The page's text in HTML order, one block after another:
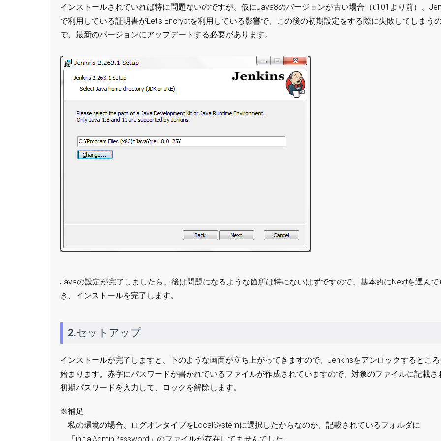
インストールされていれば特に問題ないのですが、仮にJava8のバージョンが古い場合（u101より前）、
で利用している証明書がLet's Encryptを利用している影響で、この後の初期設定をする際に失敗してしまう
で、最新のバージョンにアップデートする必要があります。
Javaの設定が完了しましたら、後は問題になるような箇所は特にないはずですので、基本的にNextを選んで
き、インストールを完了します。
2.セットアップ
インストールが完了しますと、下のような画面が立ち上がってきますので、Jenkinsをアンロックするところ
始まります。赤字にパスワードが書かれているファイルが作成されていますので、対象のファイルに記載さ
初期パスワードを入力して、ロックを解除します。
※補足
私の環境の場合、ログオンタイプをLocalSystemに選択したからなのか、記載されているフォルダに
「initialAdminPassword」のファイルが存在してませんでした。